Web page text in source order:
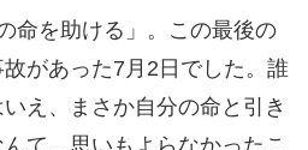
命を助ける」。この最後の
があった7月2日でした。誰
え、まさか自分の命と引き
て…思いもよらなかったこ